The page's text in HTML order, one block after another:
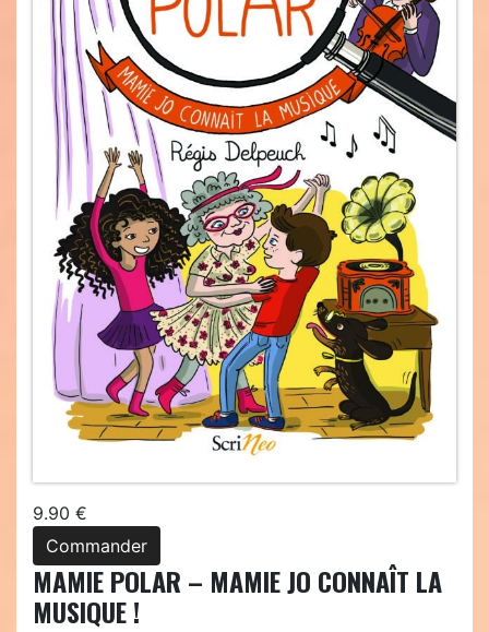
9.90 €
Commander
MAMIE POLAR – MAMIE JO CONNAÎT LA
MUSIQUE !